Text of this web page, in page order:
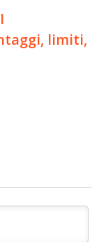
limiti,